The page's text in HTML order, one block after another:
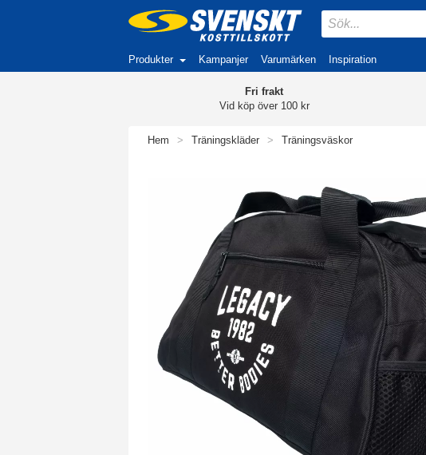
Produkter Kampanjer Varumärken Inspiration
Fri frakt
Vid köp över 100 kr
Hem > Träningskläder > Träningsväskor